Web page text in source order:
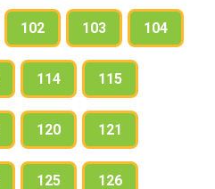
102 103 104
114 115
120 121
125 126